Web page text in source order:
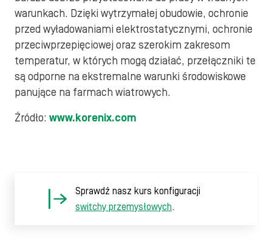
warunkach. Dzięki wytrzymałej obudowie, ochronie
przed wyładowaniami elektrostatycznymi, ochronie
przeciwprzepięciowej oraz szerokim zakresom
temperatur, w których mogą działać, przełączniki te
są odporne na ekstremalne warunki środowiskowe
panujące na farmach wiatrowych.
Źródło: www.korenix.com
Sprawdź nasz kurs konfiguracji
switchy przemysłowych.